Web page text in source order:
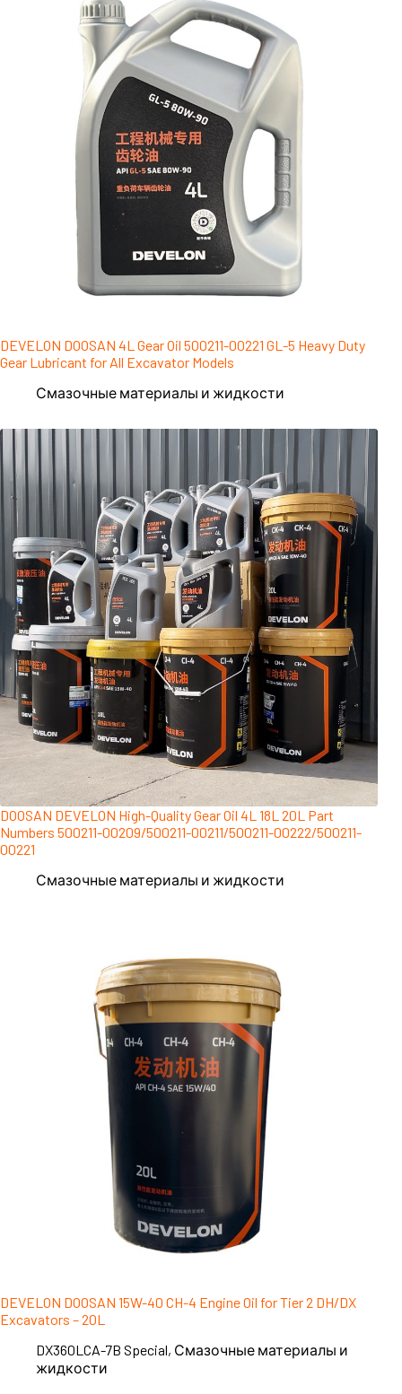
DEVELON DOOSAN 4L Gear Oil 500211-00221 GL-5 Heavy Duty
Gear Lubricant for All Excavator Models
Смазочные материалы и жидкости
DOOSAN DEVELON High-Quality Gear Oil 4L 18L 20L Part
Numbers 500211-00209/500211-00211/500211-00222/500211-
00221
Смазочные материалы и жидкости
DEVELON DOOSAN 15W-40 CH-4 Engine Oil for Tier 2 DH/DX
Excavators – 20L
DX360LCA-7B Special, Смазочные материалы и
жидкости